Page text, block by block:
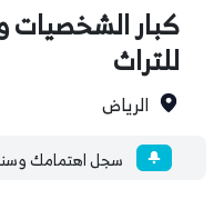
كبار الشخصيات
للتراث
الرياض
سجل اهتمامك